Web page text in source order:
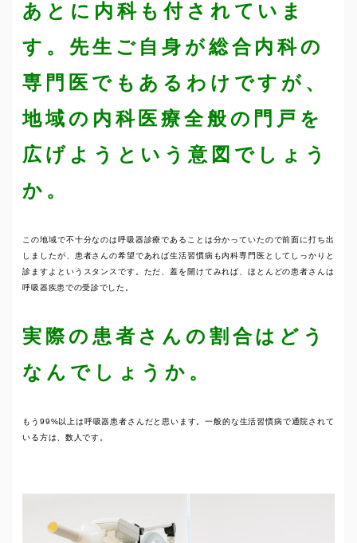
あとに内科も付されていま
す。先生ご自身が総合内科の
専門医でもあるわけですが、
地域の内科医療全般の門戸を
広げようという意図でしょう
か。
この地域で不十分なのは呼吸器診療であることは分かっていたので前面に打ち出
しましたが、患者さんの希望であれば生活習慣病も内科専門医としてしっかりと
診ますよというスタンスです。ただ、蓋を開けてみれば、ほとんどの患者さんは
呼吸器疾患での受診でした。
実際の患者さんの割合はどう
なんでしょうか。
もう99%以上は呼吸器患者さんだと思います。一般的な生活習慣病で通院されて
いる方は、数人です。